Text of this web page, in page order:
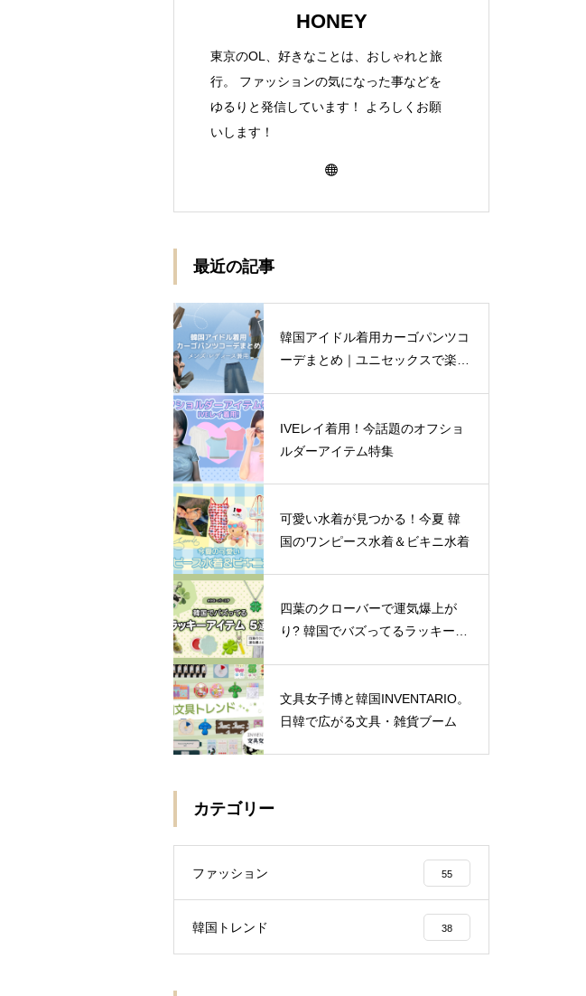
HONEY
東京のOL、好きなことは、おしゃれと旅
行。 ファッションの気になった事などを
ゆるりと発信しています！ よろしくお願
いします！
最近の記事
韓国アイドル着用カーゴパンツコ
ーデまとめ｜ユニセックスで楽し
IVEレイ着用！今話題のオフショ
ルダーアイテム特集
可愛い水着が見つかる！今夏 韓
国のワンピース水着＆ビキニ水着
四葉のクローバーで運気爆上が
り? 韓国でバズってるラッキーア
文具女子博と韓国INVENTARIO。
日韓で広がる文具・雑貨ブーム
カテゴリー
ファッション 55
韓国トレンド 38